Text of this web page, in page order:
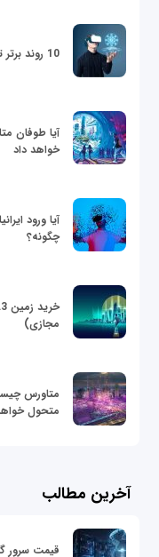
10 روند برتر تجارت و فناوری در سال 2022
آیا طوفان
خواهد داد
آیا ورود
چگونه؟
مجازی)
متاورس
متحول
آخرین مطالب